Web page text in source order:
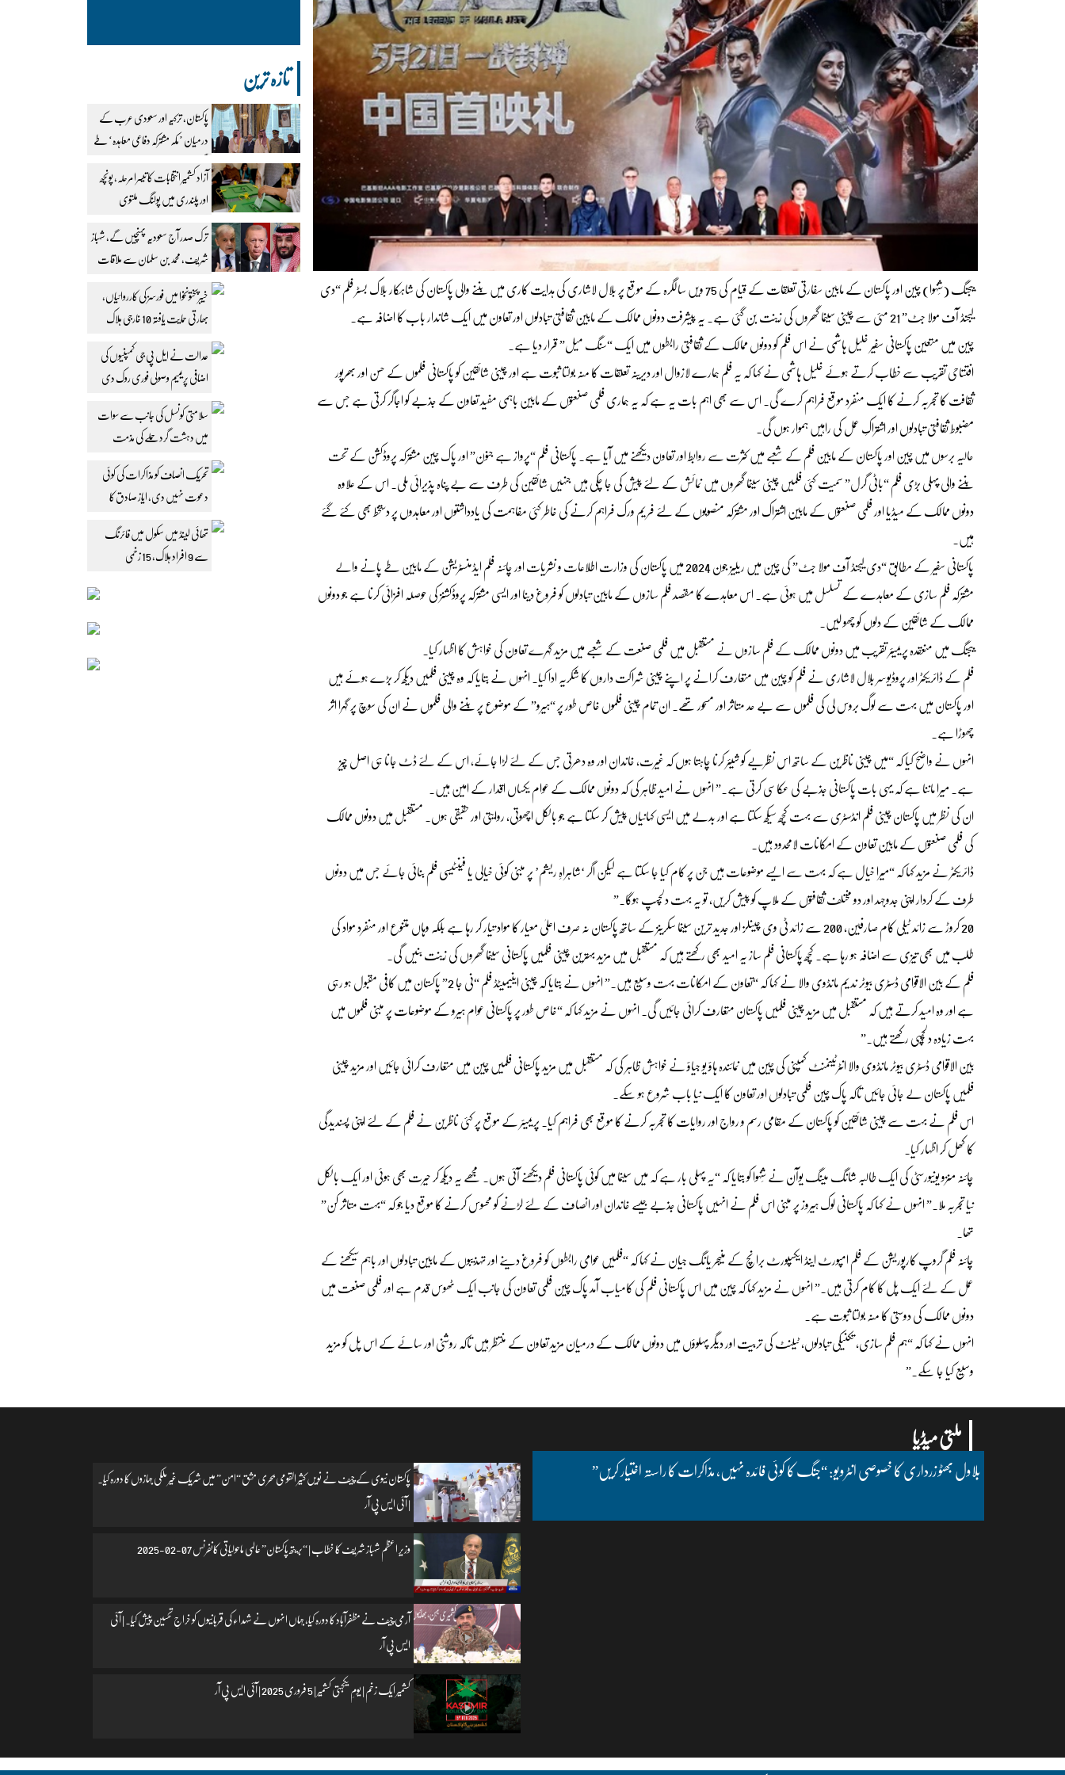
بیجنگ (شِنہوا) چین اور پاکستان کے مابین سفارتی تعلقات کے قیام کی 75 ویں سالگرہ کے موقع پر بلال لاشاری کی ہدایت کاری میں بننے والی پاکستان کی شاہکار بلاک بسٹر فلم “دی
لیجنڈ آف مولا جٹ” 21 مئی سے چینی سینما گھروں کی زینت بن گئی ہے۔ یہ پیشرفت دونوں ممالک کے مابین ثقافتی تبادلوں اور تعاون میں ایک شاندار باب کا اضافہ ہے۔
چین میں متعین پاکستانی سفیر خلیل ہاشمی نے اس فلم کو دونوں ممالک کے ثقافتی رابطوں میں ایک “سنگ میل” قرار دیا ہے۔
افتتاحی تقریب سے خطاب کرتے ہوئے خلیل ہاشمی نے کہا کہ یہ فلم ہمارے لازوال اور دیرینہ تعلقات کا منہ بولتا ثبوت ہے اور چینی شائقین کو پاکستانی فلموں کے حسن اور بھرپور
ثقافت کا تجربہ کرنے کا ایک منفرد موقع فراہم کرے گی۔ اس سے بھی اہم بات یہ ہے کہ یہ ہماری فلمی صنعتوں کے مابین باہمی مفید تعاون کے جذبے کو اجاگر کرتی ہے جس سے
مضبوط ثقافتی تبادلوں اور اشتراکِ عمل کی راہیں ہموار ہوں گی۔
حالیہ برسوں میں چین اور پاکستان کے مابین فلم کے شعبے میں کثرت سے روابط اور تعاون دیکھنے میں آیا ہے۔ پاکستانی فلم “پرواز ہے جنون” اور پاک چین مشترکہ پروڈکشن کے تحت
بننے والی پہلی بڑی فلم “باٹی گرل” سمیت کئی فلمیں چینی سینما گھروں میں نمائش کے لئے پیش کی جا چکی ہیں جنہیں شائقین کی طرف سے بے پناہ پذیرائی ملی۔ اس کے علاوہ
دونوں ممالک کے میڈیا اور فلمی صنعتوں کے مابین اشتراک اور مشترکہ منصوبوں کے لئے فریم ورک فراہم کرنے کی خاطر کئی مفاہمت کی یادداشتوں اور معاہدوں پر دستخط بھی کئے گئے
ہیں۔
پاکستانی سفیر کے مطابق “دی لیجنڈ آف مولا جٹ” کی چین میں ریلیز جون 2024 میں پاکستان کی وزارت اطلاعات و نشریات اور چائنہ فلم ایڈمنسٹریشن کے مابین طے پانے والے
مشترکہ فلم سازی کے معاہدے کے تسلسل میں ہوئی ہے۔ اس معاہدے کا مقصد فلم سازوں کے مابین تبادلوں کو فروغ دینا اور ایسی مشترکہ پروڈکشنز کی حوصلہ افزائی کرنا ہے جو دونوں
ممالک کے شائقین کے دلوں کو چھو لیں۔
بیجنگ میں منعقدہ پریمیئر تقریب میں دونوں ممالک کے فلم سازوں نے مستقبل میں فلمی صنعت کے شعبے میں مزید گہرے تعاون کی خواہش کا اظہار کیا۔
فلم کے ڈائریکٹر اور پروڈیوسر بلال لاشاری نے فلم کو چین میں متعارف کرانے پر اپنے چینی شراکت داروں کا شکریہ ادا کیا۔ انہوں نے بتایا کہ وہ چینی فلمیں دیکھ کر بڑے ہوئے ہیں
اور پاکستان میں بہت سے لوگ بروس لی کی فلموں سے بے حد متاثر اور مسحور تھے۔ ان تمام چینی فلموں خاص طور پر “ہیرو” کے موضوع پر بننے والی فلموں نے ان کی سوچ پر گہرا اثر
چھوڑا ہے۔
انہوں نے واضح کیا کہ “میں چینی ناظرین کے ساتھ اس نظریے کو شیئر کرنا چاہتا ہوں کہ غیرت، خاندان اور وہ دھرتی جس کے لئے لڑا جائے، اس کے لئے ڈٹ جانا ہی اصل چیز
ہے۔ میرا ماننا ہے کہ یہی بات پاکستانی جذبے کی عکاسی کرتی ہے۔” انہوں نے امید ظاہر کی کہ دونوں ممالک کے عوام یکساں اقدار کے امین ہیں۔
ان کی نظر میں پاکستان چینی فلم انڈسٹری سے بہت کچھ سیکھ سکتا ہے اور بدلے میں ایسی کہانیاں پیش کر سکتا ہے جو بالکل اچھوتی، روایتی اور حقیقی ہوں۔ مستقبل میں دونوں ممالک
کی فلمی صنعتوں کے مابین تعاون کے امکانات لامحدود ہیں۔
ڈائریکٹر نے مزید کہا کہ “میرا خیال ہے کہ بہت سے ایسے موضوعات ہیں جن پر کام کیا جا سکتا ہے لیکن اگر ‘شاہراہِ ریشم’ پر مبنی کوئی خیالی یا فینٹیسی فلم بنائی جائے جس میں دونوں
طرف کے کردار اپنی جدوجہد اور دو مختلف ثقافتوں کے ملاپ کو پیش کریں، تو یہ بہت دلچسپ ہوگا۔”
20 کروڑ سے زائد ٹیلی کام صارفین، 200 سے زائد ٹی وی چینلز اور جدید ترین سینما سکرینز کے ساتھ پاکستان نہ صرف اعلیٰ معیار کا مواد تیار کر رہا ہے بلکہ وہاں متنوع اور منفرد مواد کی
طلب میں بھی تیزی سے اضافہ ہو رہا ہے۔ کچھ پاکستانی فلم ساز یہ امید بھی رکھتے ہیں کہ مستقبل میں مزید بہترین چینی فلمیں پاکستانی سینما گھروں کی زینت بنیں گی۔
فلم کے بین الاقوامی ڈسٹری بیوٹر ندیم مانڈوی والا نے کہا کہ “تعاون کے امکانات بہت وسیع ہیں۔” انہوں نے بتایا کہ چینی اینیمیٹڈ فلم “نی جا 2” پاکستان میں کافی مقبول ہو رہی
ہے اور وہ امید کرتے ہیں کہ مستقبل میں مزید چینی فلمیں پاکستان متعارف کرائی جائیں گی۔ انہوں نے مزید کہا کہ “خاص طور پر پاکستانی عوام ہیرو کے موضوعات پر مبنی فلموں میں
بہت زیادہ دلچسپی رکھتے ہیں۔”
بین الاقوامی ڈسٹری بیوٹر مانڈوی والا انٹرٹینمنٹ کمپنی کی چین میں نمائندہ ہاؤ یو جیاؤ نے خواہش ظاہر کی کہ مستقبل میں مزید پاکستانی فلمیں چین میں متعارف کرائی جائیں اور مزید چینی
فلمیں پاکستان لے جائی جائیں تاکہ پاک چین فلمی تبادلوں اور تعاون کا ایک نیا باب شروع ہو سکے۔
اس فلم نے بہت سے چینی شائقین کو پاکستان کے مقامی رسم و رواج اور روایات کا تجربہ کرنے کا موقع بھی فراہم کیا۔ پریمیئر کے موقع پر کئی ناظرین نے فلم کے لئے اپنی پسندیدگی
کا کھل کر اظہار کیا۔
چائنہ منزو یونیورسٹی کی ایک طالبہ شانگ مینگ یوآن نے شِنہوا کو بتایا کہ “یہ پہلی بار ہے کہ میں سینما میں کوئی پاکستانی فلم دیکھنے آئی ہوں۔ مجھے یہ دیکھ کر حیرت بھی ہوئی اور ایک بالکل
نیا تجربہ ملا۔” انہوں نے کہا کہ پاکستانی لوک ہیروز پر مبنی اس فلم نے انہیں پاکستانی جذبے جیسے خاندان اور انصاف کے لئے لڑنے کو محسوس کرنے کا موقع دیا جو کہ “بہت متاثر کن”
تھا۔
چائنہ فلم گروپ کارپوریشن کے فلم امپورٹ اینڈ ایکسپورٹ برانچ کے منیجر یانگ جیان نے کہا کہ “فلمیں عوامی رابطوں کو فروغ دینے اور تہذیبوں کے مابین تبادلوں اور باہم سیکھنے کے
عمل کے لئے ایک پل کا کام کرتی ہیں۔” انہوں نے مزید کہا کہ چین میں اس پاکستانی فلم کی کامیاب آمد پاک چین فلمی تعاون کی جانب ایک ٹھوس قدم ہے اور فلمی صنعت میں
دونوں ممالک کی دوستی کا منہ بولتا ثبوت ہے۔
انہوں نے کہا کہ “ہم فلم سازی، تکنیکی تبادلوں، ٹیلنٹ کی تربیت اور دیگر پہلوؤں میں دونوں ممالک کے درمیان مزید تعاون کے منتظر ہیں تاکہ روشنی اور سائے کے اس پل کو مزید
وسیع کیا جا سکے۔”
تازہ ترین
پاکستان، ترکیہ اور سعودی عرب کے
درمیان ’مکہ مشترکہ دفاعی معاہدہ‘ طے
پا گیا
آزاد کشمیر انتخابات کا تیسرا مرحلہ، پونچھ
اور پلندری میں پولنگ ملتوی
ترک صدر آج سعودیہ پہنچیں گے، شہباز
شریف، محمد بن سلمان سے ملاقات
خیبرپختونخوا میں فورسز کی کارروائیاں،
بھارتی حمایت یافتہ 10 خارجی ہلاک
عدالت نے ایل پی جی کمپنیوں کی
اضافی پریمیم وصولی فوری روک دی
سلامتی کونسل کی جانب سے سوات
میں دہشت گرد حملے کی مذمت
تحریک انصاف کو مذاکرات کی کوئی
دعوت نہیں دی، ایاز صادق کا
تھائی لینڈ میں سکول میں فائرنگ
سے 9 افراد ہلاک، 15 زخمی
ملتی میڈیا
بلاول بھٹو زرداری کا خصوصی انٹرویو: “جنگ کا کوئی فائدہ نہیں، مذاکرات کا راستہ اختیار کریں”
پاکستان نیوی کے چیف نے نویں کثیر القومی بحری مشق “امن” میں شریک غیر ملکی جہازوں کا دورہ کیا۔
| آئی ایس پی آر
وزیرِ اعظم شہباز شریف کا خطاب | “بریتھ پاکستان” عالمی ماحولیاتی کانفرنس 07-02-2025
آرمی چیف نے مظفرآباد کا دورہ کیا، جہاں انہوں نے شہداء کی قربانیوں کو خراجِ تحسین پیش کیا۔ | آئی
ایس پی آر
کشمیر ایک زخم | یومِ یکجہتی کشمیر | 5 فروری 2025 | آئی ایس پی آر